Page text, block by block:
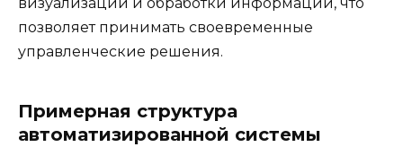
позволяет принимать своевременные
управленческие решения.
Примерная структура
автоматизированной системы